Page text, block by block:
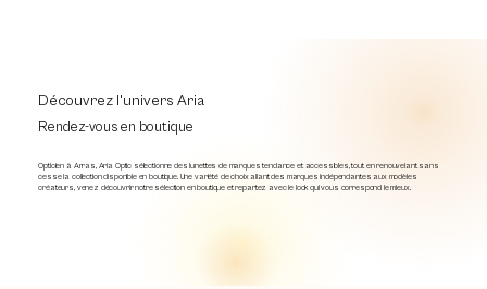
Rendez-vous en boutique
Découvrez l'univers Aria
Opticien à Arras, Aria Optic sélectionne des lunettes de marques tendance et accessibles, tout en renouvelant sans
cesse la collection disponible en boutique. Une variété de choix allant des marques indépendantes aux modèles
créateurs, venez découvrir notre sélection en boutique et repartez avec le look qui vous correspond le mieux.